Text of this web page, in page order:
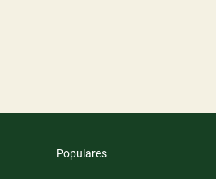
Populares